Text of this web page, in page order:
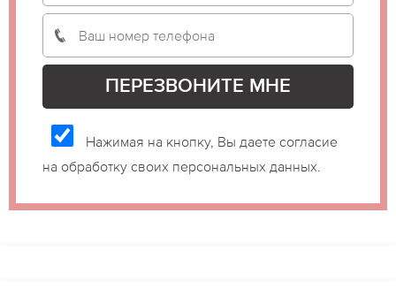
Нажимая на кнопку, Вы даете согласие
на обработку своих персональных данных.